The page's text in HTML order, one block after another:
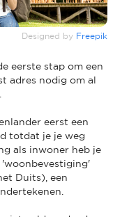
Designed by Freepik
eerste stap om een
adres nodig om al
eerst een
totdat je je weg
als inwoner heb je
Duits), een